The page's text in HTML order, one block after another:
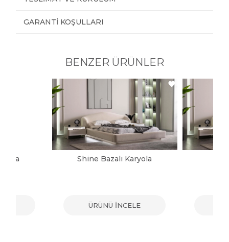
GARANTI KOŞULLARI
BENZER ÜRÜNLER
Shine Bazalı Karyola
ÜRÜNÜ İNCELE